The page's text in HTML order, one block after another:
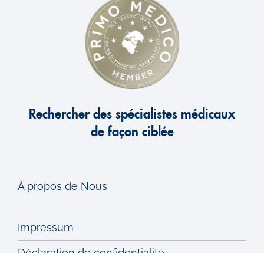
Rechercher des spécialistes médicaux
de façon ciblée
À propos de Nous
Impressum